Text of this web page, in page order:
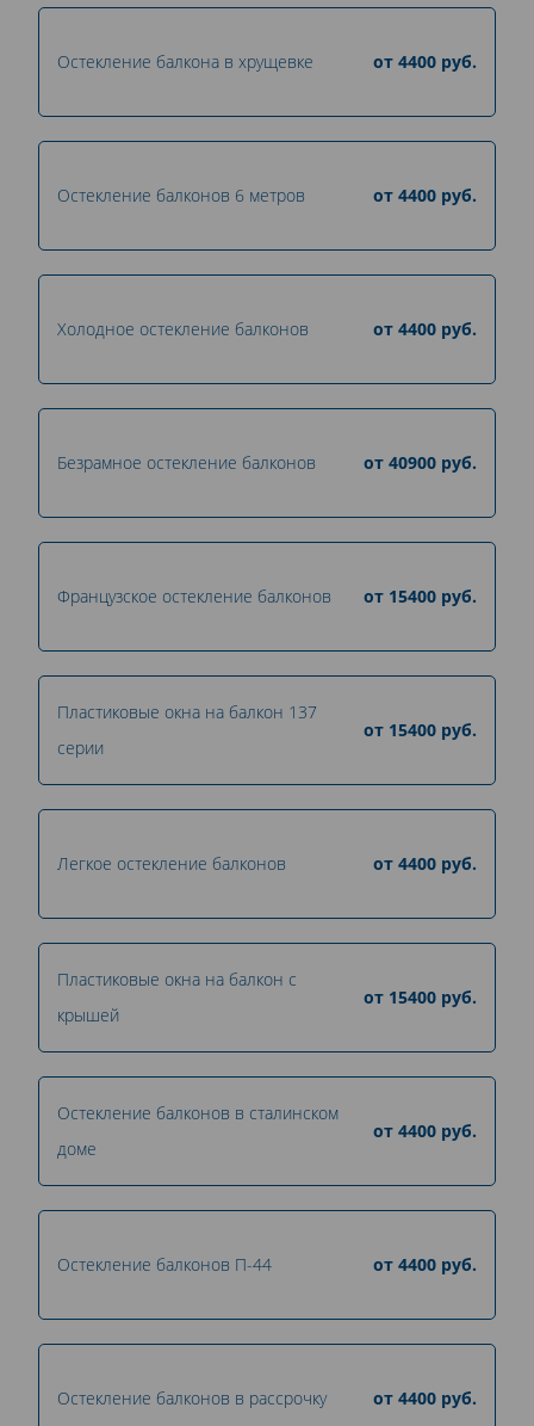
Остекление балкона в хрущевке от 4400 руб.
Остекление балконов 6 метров от 4400 руб.
Холодное остекление балконов от 4400 руб.
Безрамное остекление балконов от 40900 руб.
Французское остекление балконов от 15400 руб.
Пластиковые окна на балкон 137
серии
от 15400 руб.
Легкое остекление балконов от 4400 руб.
Пластиковые окна на балкон с
крышей
от 15400 руб.
Остекление балконов в сталинском
доме
от 4400 руб.
Остекление балконов П-44 от 4400 руб.
Остекление балконов в рассрочку от 4400 руб.